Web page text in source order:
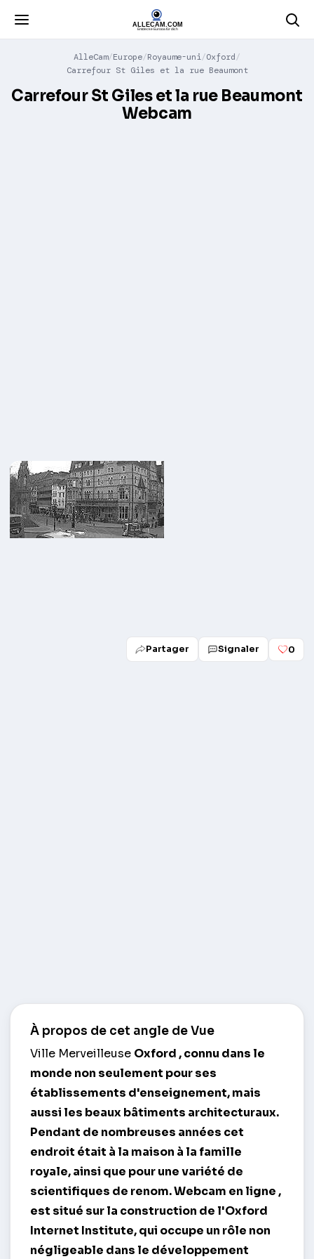
AlleCam Europe Royaume-uni Oxford
Carrefour St Giles et la rue Beaumont
Carrefour St Giles et la rue Beaumont
Webcam
Partager Signaler 0
À propos de cet angle de Vue
Ville Merveilleuse Oxford, connu dans le
monde non seulement pour ses
établissements d'enseignement, mais
aussi les beaux bâtiments architecturaux.
Pendant de nombreuses années cet
endroit était à la maison à la famille
royale, ainsi que pour une variété de
scientifiques de renom.Webcam en ligne,
est situé sur la construction de l'Oxford
Internet Institute, qui occupe un rôle non
négligeable dans le développement